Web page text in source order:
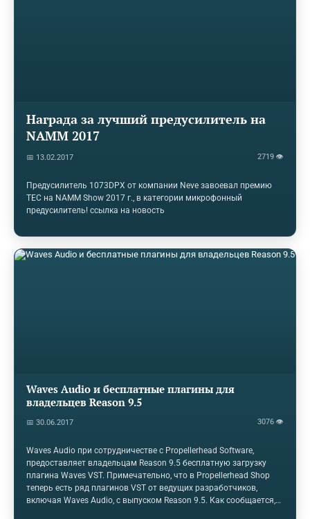
Награда за лучший предусилитель на
NAMM 2017
📅 13.02.2017 2719 👁
Предусилитель 1073DPX от компании Neve завоевал премию
TEC на NAMM Show 2017 г., в категории микрофонный
предусилитель! ссылка на новость
Waves Audio и бесплатные плагины для
владельцев Reason 9.5
📅 30.06.2017 3076 👁
Waves Audio при сотрудничестве с Propellerhead Software,
предоставляет владельцам Reason 9.5 бесплатную загрузку
плагина Waves VST. Примечательно, что в Propellerhead Shop
теперь есть ряд плагинов VST от ведущих разработчиков,
включая Waves Audio, с выпуском Reason 9.5. Как сообщается,